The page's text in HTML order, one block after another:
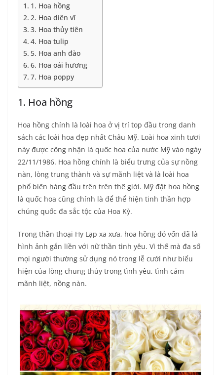
1. Hoa hồng
2. Hoa diên vĩ
3. Hoa thủy tiên
4. Hoa tulip
5. Hoa anh đào
6. Hoa oải hương
7. Hoa poppy
1. Hoa hồng
Hoa hồng chính là loài hoa ở vị trí top đầu trong danh
sách các loài hoa đẹp nhất Châu Mỹ. Loài hoa xinh tươi
này được công nhận là quốc hoa của nước Mỹ vào ngày
22/11/1986. Hoa hồng chính là biểu trưng của sự nồng
nàn, lòng trung thành và sự mãnh liệt và là loài hoa
phổ biến hàng đầu trên trên thế giới. Mỹ đặt hoa hồng
là quốc hoa cũng chính là để thể hiện tinh thần hợp
chúng quốc đa sắc tộc của Hoa Kỳ.
Trong thần thoại Hy Lạp xa xưa, hoa hồng đỏ vốn đã là
hình ảnh gắn liền với nữ thần tình yêu. Vì thế mà đa số
mọi người thường sử dụng nó trong lễ cưới như biểu
hiện của lòng chung thủy trong tình yêu, tình cảm
mãnh liệt, nồng nàn.